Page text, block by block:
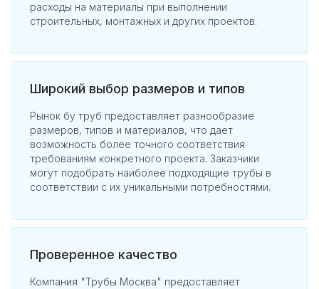
расходы на материалы при выполнении
строительных, монтажных и других проектов.
Широкий выбор размеров и типов
Рынок бу труб предоставляет разнообразие
размеров, типов и материалов, что дает
возможность более точного соответствия
требованиям конкретного проекта. Заказчики
могут подобрать наиболее подходящие трубы в
соответствии с их уникальными потребностями.
Проверенное качество
Компания "Трубы Москва" предоставляет